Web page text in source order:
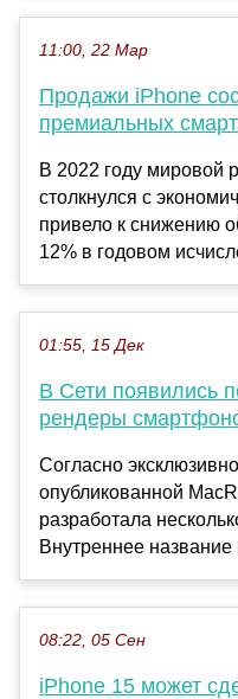
11:00, 22 Мар
Продажи iPhone
премиальных
В 2022 году мировой
столкнулся с
привело к снижению
12% в годовом
01:55, 15 Дек
В Сети появились
рендеры
Согласно
опубликованной
разработала
Внутреннее название
08:22, 05 Сен
iPhone 15 может